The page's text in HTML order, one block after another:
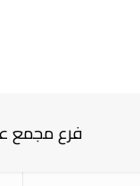
فرع مجمع